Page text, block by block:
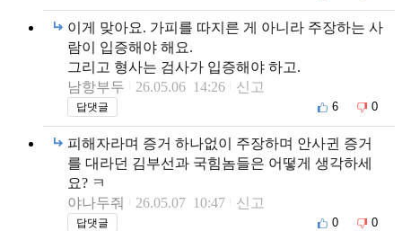
이게 맞아요. 가피를 따지른 게 아니라 주장하는 사
람이 입증해야 해요.
그리고 형사는 검사가 입증해야 하고.
남항부두
26.05.06 14:26 신고
답댓글 6 0
피해자라며 증거 하나없이 주장하며 안사귄 증거
를 대라던 김부선과 국힘놈들은 어떻게 생각하세
요? ㅋ
야나두줘
26.05.07 10:47 신고
답댓글 0 0